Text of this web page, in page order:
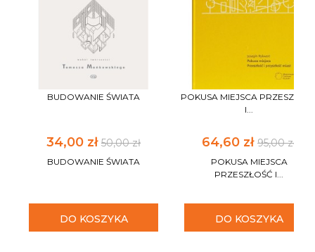
BUDOWANIE ŚWIATA
34,00 zł 50,00 zł
BUDOWANIE ŚWIATA
DO KOSZYKA
POKUSA MIEJSCA
I...
64,60 zł 95,00 zł
POKUSA MIEJSCA
PRZESZŁOŚĆ I...
DO KOSZYKA